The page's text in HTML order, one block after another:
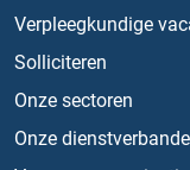
Verpleegkundige
Solliciteren
Onze sectoren
Onze